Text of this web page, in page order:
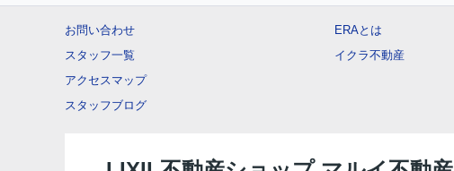
お問い合わせ
スタッフ一覧
アクセスマップ
スタッフブログ
ERAとは
イクラ不動産